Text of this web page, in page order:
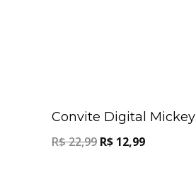
Convite Digital Mickey
R$22,99 R$ 12,99